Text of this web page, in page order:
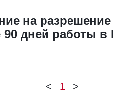
на
90 дней работы в
< 1 >